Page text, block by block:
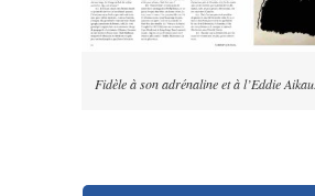
Fidèle à son adrénaline et à l’Eddie Aikau.